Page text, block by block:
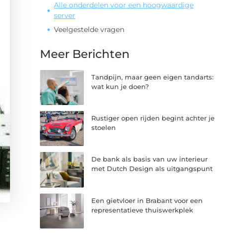
Alle onderdelen voor een hoogwaardige
server
Veelgestelde vragen
Meer Berichten
Tandpijn, maar geen eigen tandarts:
wat kun je doen?
Rustiger open rijden begint achter je
stoelen
De bank als basis van uw interieur
met Dutch Design als uitgangspunt
Een gietvloer in Brabant voor een
representatieve thuiswerkplek